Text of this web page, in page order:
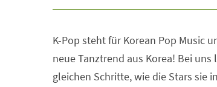
K-Pop steht für Korean Pop Music
neue Tanztrend aus Korea! Bei uns
gleichen Schritte, wie die Stars sie